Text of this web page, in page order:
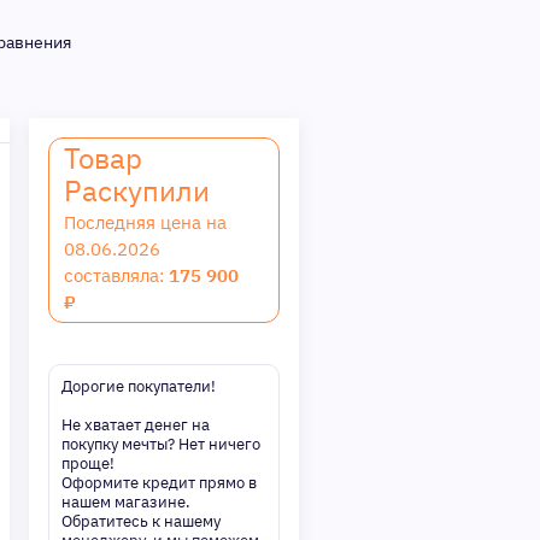
Товар
Раскупили
Последняя цена на
08.06.2026
составляла: 175 900
₽
Дорогие покупатели!
Не хватает денег на
покупку мечты? Нет ничего
проще!
Оформите кредит прямо в
нашем магазине.
Обратитесь к нашему